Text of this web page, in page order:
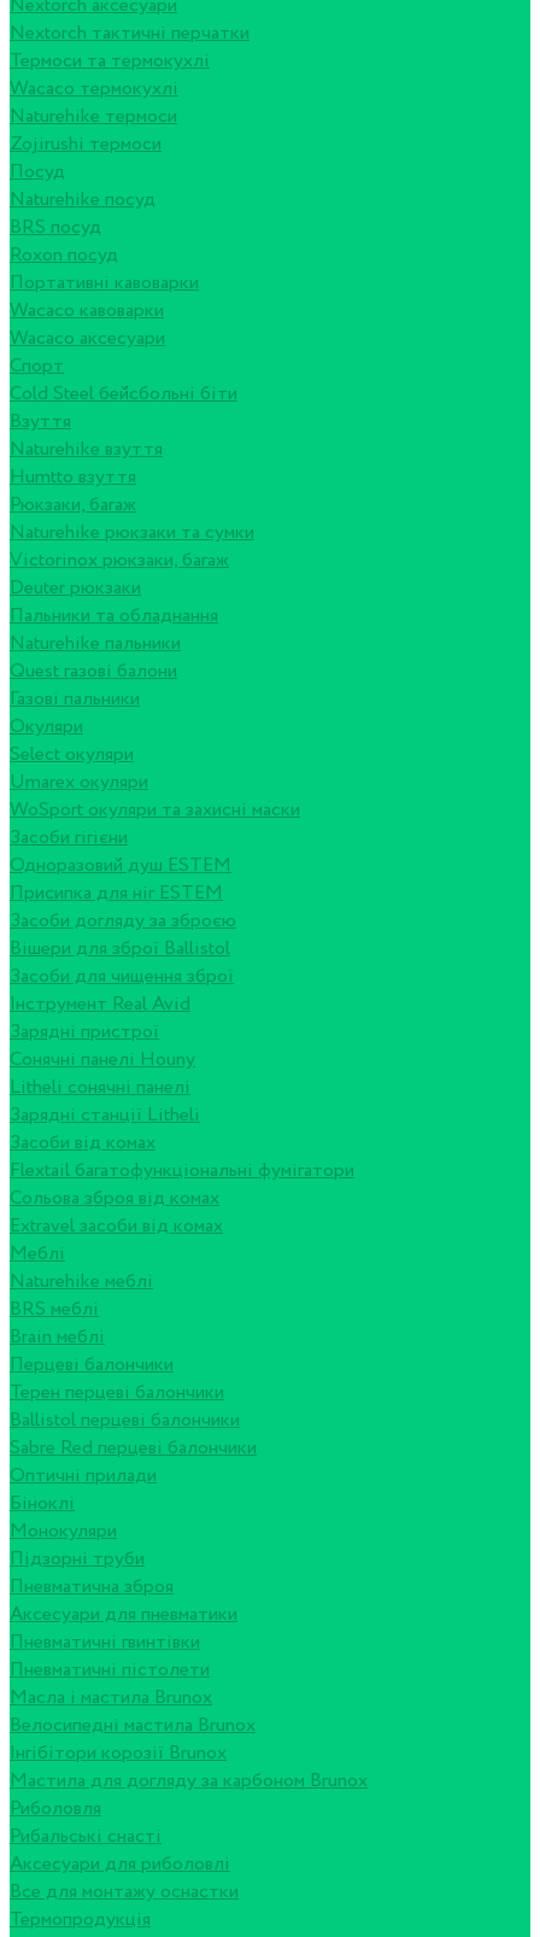
Nextorch аксесуари
Nextorch тактичні перчатки
Термоси та термокухлі
Wacaco термокухлі
Naturehike термоси
Zojirushi термоси
Посуд
Naturehike посуд
BRS посуд
Roxon посуд
Портативні кавоварки
Wacaco кавоварки
Wacaco аксесуари
Спорт
Cold Steel бейсбольні біти
Взуття
Naturehike взуття
Humtto взуття
Рюкзаки, багаж
Naturehike рюкзаки та сумки
Victorinox рюкзаки, багаж
Deuter рюкзаки
Пальники та обладнання
Naturehike пальники
Quest газові балони
Газові пальники
Окуляри
Select окуляри
Umarex окуляри
WoSport окуляри та захисні маски
Засоби гігієни
Одноразовий душ ESTEM
Присипка для ніг ESTEM
Засоби догляду за зброєю
Вішери для зброї Ballistol
Засоби для чищення зброї
Інструмент Real Avid
Зарядні пристрої
Сонячні панелі Houny
Litheli сонячні панелі
Зарядні станції Litheli
Засоби від комах
Flextail багатофункціональні фумігатори
Сольова зброя від комах
Extravel засоби від комах
Меблі
Naturehike меблі
BRS меблі
Brain меблі
Перцеві балончики
Терен перцеві балончики
Ballistol перцеві балончики
Sabre Red перцеві балончики
Оптичні прилади
Біноклі
Монокуляри
Підзорні труби
Пневматична зброя
Аксесуари для пневматики
Пневматичні гвинтівки
Пневматичні пістолети
Масла і мастила Brunox
Велосипедні мастила Brunox
Інгібітори корозії Brunox
Мастила для догляду за карбоном Brunox
Риболовля
Рибальські снасті
Аксесуари для риболовлі
Все для монтажу оснастки
Термопродукція